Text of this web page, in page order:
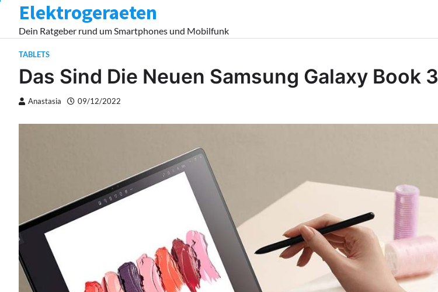
content
Elektrogeraeten
Dein Ratgeber rund um Smartphones und Mobilfunk
TABLETS
Das Sind Die Neuen Samsung Galaxy Book 3
Anastasia 09/12/2022